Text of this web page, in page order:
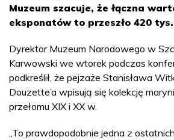
Muzeum szacuje, że łączna
eksponatów to przeszło 420 tys.
Dyrektor Muzeum Narodowego w
Karwowski we wtorek podczas
podkreślił, że pejzaże Stanisława
Douzette’a wpisują się kolekcję
przełomu XIX i XX w.
„To prawdopodobnie jedna z